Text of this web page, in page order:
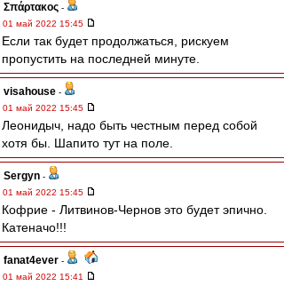
Σπάρτακος -
01 май 2022 15:45
Если так будет продолжаться, рискуем
пропустить на последней минуте.
visahouse -
01 май 2022 15:45
Леонидыч, надо быть честным перед собой
хотя бы. Шапито тут на поле.
Sergyn -
01 май 2022 15:45
Кофрие - Литвинов-Чернов это будет эпично.
Катеначо!!!
fanat4ever -
01 май 2022 15:41